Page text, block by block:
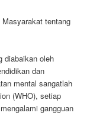
tentang
diabaikan oleh
dan
mental sangatlah
(WHO), setiap
gangguan